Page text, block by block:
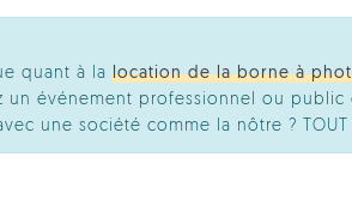
quant à la location de la borne à
un événement professionnel ou
une société comme la nôtre ? TOUT